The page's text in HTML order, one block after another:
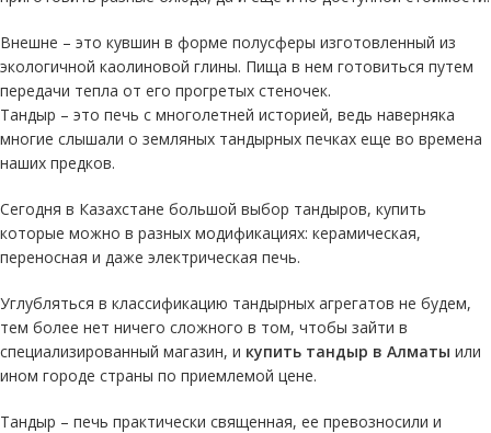
Внешне – это кувшин в форме полусферы изготовленный из
экологичной каолиновой глины. Пища в нем готовиться путем
передачи тепла от его прогретых стеночек.
Тандыр – это печь с многолетней историей, ведь наверняка
многие слышали о земляных тандырных печках еще во времена
наших предков.
Сегодня в Казахстане большой выбор тандыров, купить
которые можно в разных модификациях: керамическая,
переносная и даже электрическая печь.
Углубляться в классификацию тандырных агрегатов не будем,
тем более нет ничего сложного в том, чтобы зайти в
специализированный магазин, и купить тандыр в Алматы или
ином городе страны по приемлемой цене.
Тандыр – печь практически священная, ее превозносили и